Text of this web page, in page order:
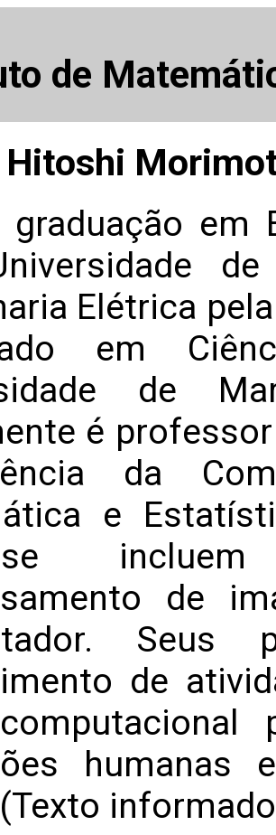
de
Hitoshi
graduação em
Elétrica
em
de
é
da
e
de
de
humanas